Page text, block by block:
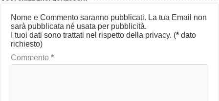
Nome e Commento saranno pubblicati. La tua Email non
sarà pubblicata né usata per pubblicità.
I tuoi dati sono trattati nel rispetto della privacy. (* dato
richiesto)
Commento*